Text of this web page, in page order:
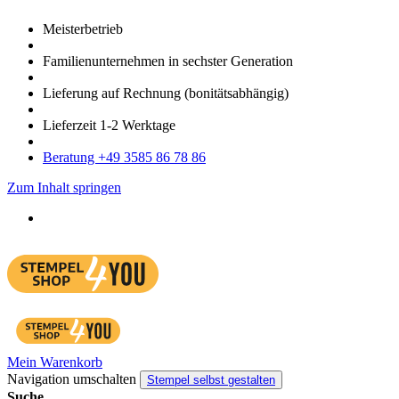
Meister­betrieb
Familien­unter­nehmen in sechster Gene­ration
Lieferung auf Rech­nung (bonitätsabhängig)
Liefer­zeit 1-2 Werk­tage
Bera­tung +49 3585 86 78 86
Zum Inhalt springen
Mein Warenkorb
Navigation umschalten
Stempel selbst gestalten